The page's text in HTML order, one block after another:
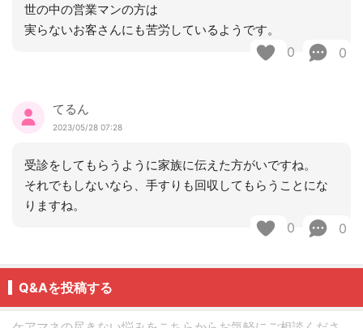
世の中の営業マンの方は
実らないお客さんにも苦労しているようです。
0 0
てるん
2023/05/28 07:28
受診をしてもらうように家族に伝えた方がいですね。
それでもしないなら、手すりも回収してもらうことにな
りますね。
0 0
Q&Aを投稿する